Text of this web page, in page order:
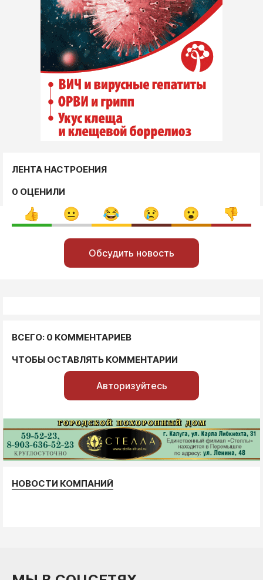
ЛЕНТА НАСТРОЕНИЯ
0 ОЦЕНИЛИ
Обсудить новость
ВСЕГО: 0 КОММЕНТАРИЕВ
ЧТОБЫ ОСТАВЛЯТЬ КОММЕНТАРИИ
Авторизуйтесь
НОВОСТИ КОМПАНИЙ